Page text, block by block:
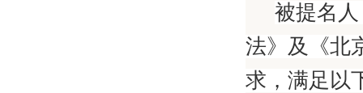
被提名
法》及《北
求，满足以